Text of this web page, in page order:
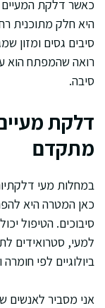
כאשר דלקת המעיים
היא חלק מתוכנית
סיבים גסים ומזון
רואה שהמפתח הוא
סיבה.
דלקת
מתקדם
במחלות מעי
כאן המטרה היא
סיבוכים. הטיפול
למעי, סטרואידים
ביולוגיים לפי
אני מסביר לאנשים